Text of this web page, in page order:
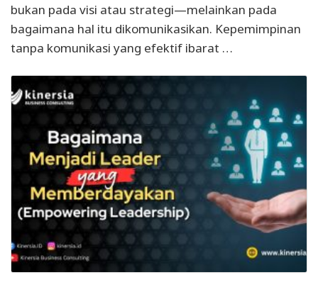
bukan pada visi atau strategi—melainkan pada
bagaimana hal itu dikomunikasikan. Kepemimpinan
tanpa komunikasi yang efektif ibarat …